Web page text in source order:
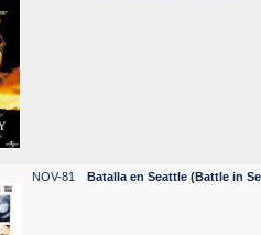
NOV-81 Batalla en Seattle (Battle in